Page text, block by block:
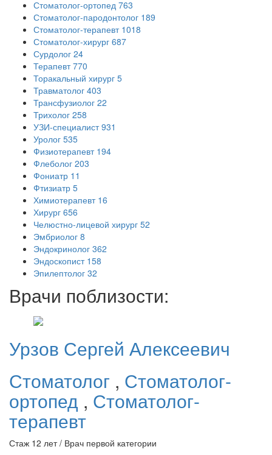
Стоматолог-ортопед 763
Стоматолог-пародонтолог 189
Стоматолог-терапевт 1018
Стоматолог-хирург 687
Сурдолог 24
Терапевт 770
Торакальный хирург 5
Травматолог 403
Трансфузиолог 22
Трихолог 258
УЗИ-специалист 931
Уролог 535
Физиотерапевт 194
Флеболог 203
Фониатр 11
Фтизиатр 5
Химиотерапевт 16
Хирург 656
Челюстно-лицевой хирург 52
Эмбриолог 8
Эндокринолог 362
Эндоскопист 158
Эпилептолог 32
Врачи поблизости:
Урзов Сергей Алексеевич
Стоматолог , Стоматолог-
ортопед , Стоматолог-
терапевт
Стаж 12 лет / Врач первой категории